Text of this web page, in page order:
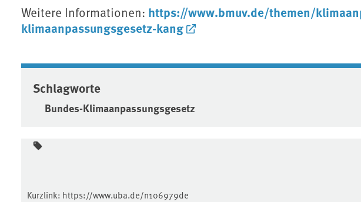
Weitere Informationen: https://www.bmuv.de/themen/
klimaanpassungsgesetz-kang
Schlagworte
Bundes-Klimaanpassungsgesetz
Kurzlink: https://www.uba.de/n106979de